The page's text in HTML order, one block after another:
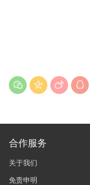
合作服务
关于我们
免责申明